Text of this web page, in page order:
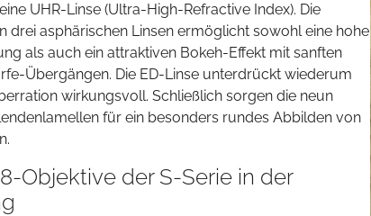
UHR-Linse (Ultra-High-Refractive Index). Die
drei asphärischen Linsen ermöglicht sowohl eine hohe
als auch ein attraktiven Bokeh-Effekt mit sanften
Übergängen. Die ED-Linse unterdrückt wiederum
wirkungsvoll. Schließlich sorgen die neun
für ein besonders rundes Abbilden von
Objektive der S-Serie in der